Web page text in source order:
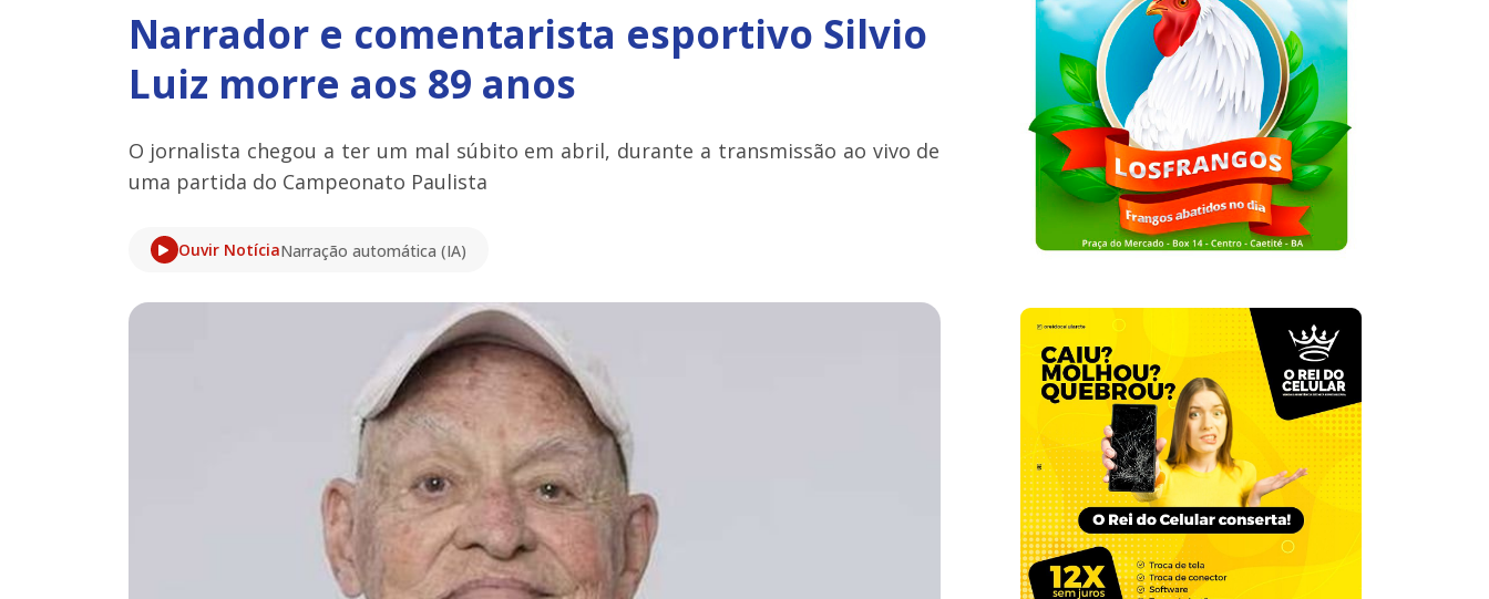
Narrador e comentarista esportivo Silvio
Luiz morre aos 89 anos
O jornalista chegou a ter um mal súbito em abril, durante a transmissão ao vivo de
uma partida do Campeonato Paulista
Ouvir NotíciaNarração automática (IA)